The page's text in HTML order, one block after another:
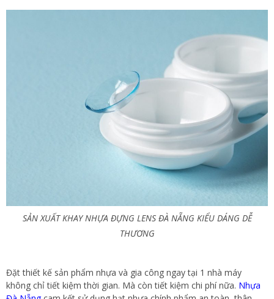
SẢN XUẤT KHAY NHỰA ĐỰNG LENS ĐÀ NẴNG KIỂU DÁNG DỄ
THƯƠNG
Đặt thiết kế sản phẩm nhựa và gia công ngay tại 1 nhà máy
không chỉ tiết kiệm thời gian. Mà còn tiết kiệm chi phí nữa. Nhựa